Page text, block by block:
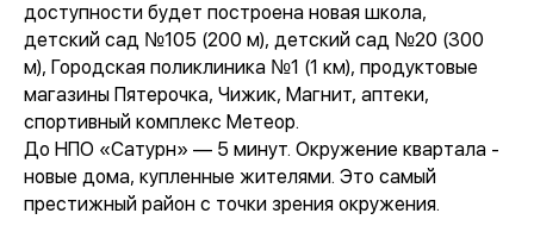
доступности будет построена новая школа,
детский сад №105 (200 м), детский сад №20 (300
м), Городская поликлиника №1 (1 км), продуктовые
магазины Пятерочка, Чижик, Магнит, аптеки,
спортивный комплекс Метеор.
До НПО «Сатурн» — 5 минут. Окружение квартала -
новые дома, купленные жителями. Это самый
престижный район с точки зрения окружения.